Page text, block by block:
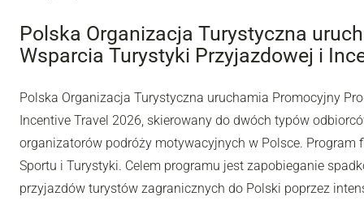
Polska Organizacja Turystyczna
Wsparcia Turystyki Przyjazdowej i
Polska Organizacja Turystyczna uruchamia Promocyjny
Incentive Travel 2026, skierowany do dwóch typów
organizatorów podróży motywacyjnych w Polsce.
Sportu i Turystyki. Celem programu jest zapobieganie
przyjazdów turystów zagranicznych do Polski poprzez